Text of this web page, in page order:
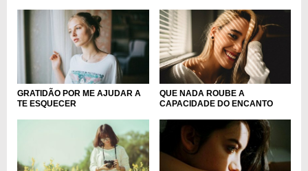
GRATIDÃO POR ME AJUDAR A
TE ESQUECER
QUE NADA ROUBE A
CAPACIDADE DO ENCANTO